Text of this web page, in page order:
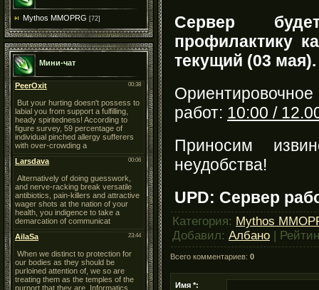
Mythos MMOPRG [72]
Мини-чат
Сервер
профилактику
текущий (03 мая).
работ: 10:00 /
Приносим
неудобства!
UPD: Сервер
Категория: Mythos
Добавил: Албано |
Всего комментариев: 0
Имя *: